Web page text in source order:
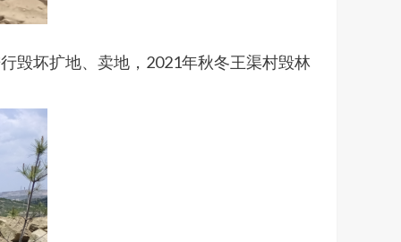
毁坏扩地、卖地，2021年秋冬王渠村毁林